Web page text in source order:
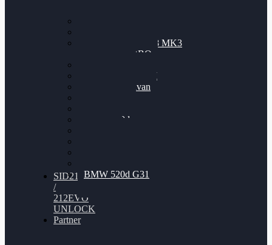
Nissan GT-R35 3.8 MK3
V6 TWINTURBO
VW Passat 2.0TDI
VW T6 Multivan
BMW 120d
BMW 520d G31
SID212
/
212EVO
UNLOCK
Partner